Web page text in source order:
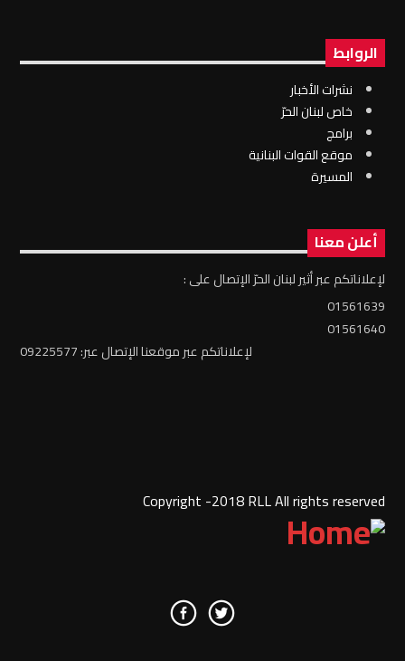
الروابط
نشرات الأخبار
خاص لبنان الحرّ
برامج
موقع القوات البنانية
المسيرة
أعلن معنا
لإعلاناتكم عبر أثير لبنان الحرّ الإتصال على :
01561639
01561640
لإعلاناتكم عبر موقعنا الإتصال عبر: 09225577
Copyright -2018 RLL All rights reserved